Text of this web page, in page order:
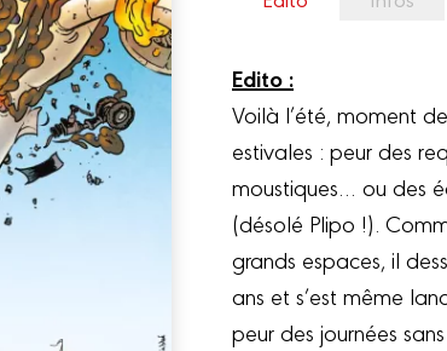
Edito :
Voilà l’été, moment
estivales : peur des
moustiques… ou des
(désolé Plipo !).
grands espaces, il
ans et s’est même
peur des journées